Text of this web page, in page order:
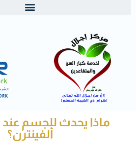
ماذا يحدث للجسم عند
ألفينترن؟